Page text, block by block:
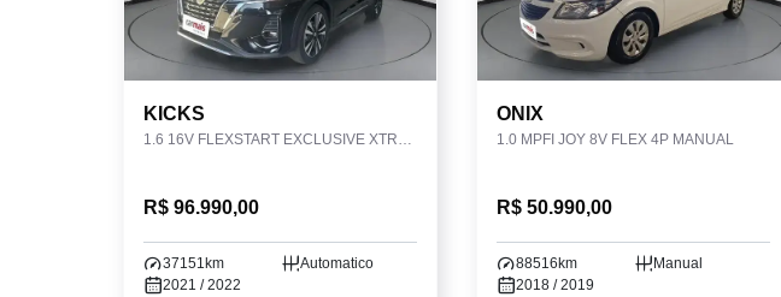
KICKS
1.6 16V FLEXSTART EXCLUSIVE XTRONIC
R$ 96.990,00
37151km
Automatico
2021 / 2022
ONIX
1.0 MPFI JOY 8V FLEX 4P MANUAL
R$ 50.990,00
88516km
Manual
2018 / 2019